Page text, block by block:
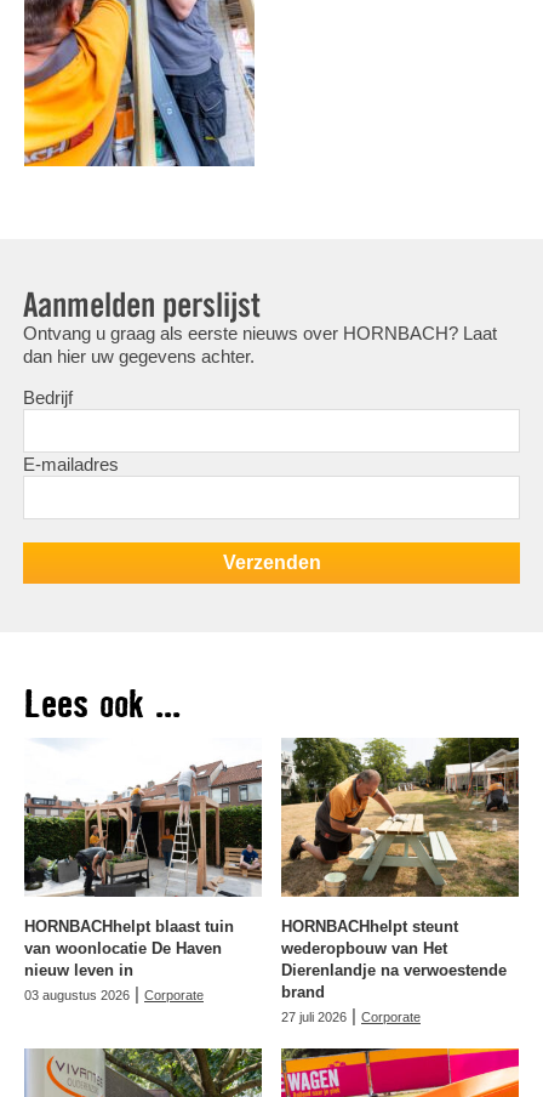
Aanmelden perslijst
Ontvang u graag als eerste nieuws over HORNBACH? Laat
dan hier uw gegevens achter.
Bedrijf
E-mailadres
Lees ook ...
HORNBACHhelpt blaast tuin
van woonlocatie De Haven
nieuw leven in
03 augustus 2026 | Corporate
HORNBACHhelpt steunt
wederopbouw van Het
Dierenlandje na verwoestende
brand
27 juli 2026 | Corporate